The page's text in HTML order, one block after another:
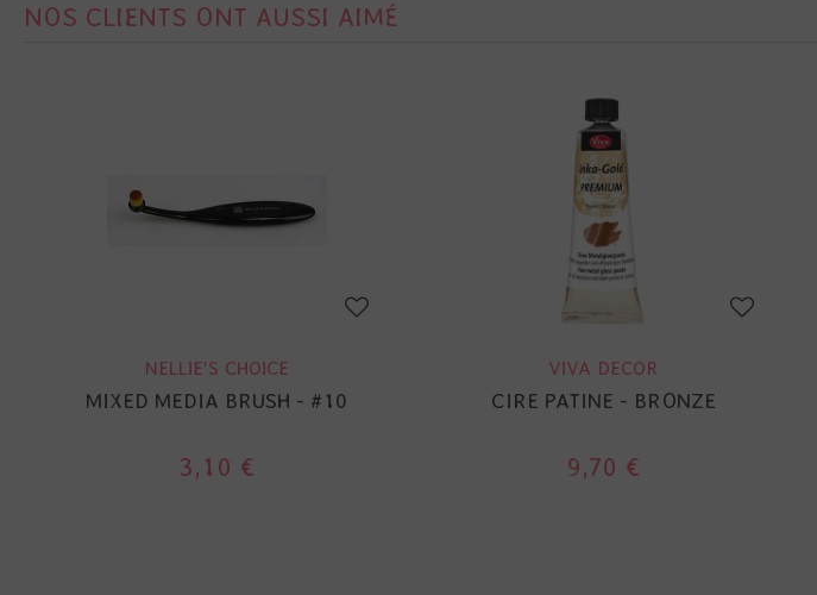
NOS CLIENTS ONT AUSSI AIMÉ
NELLIE'S CHOICE
MIXED MEDIA BRUSH - #10
3,10 €
VIVA DECOR
CIRE PATINE - BRONZE
9,70 €